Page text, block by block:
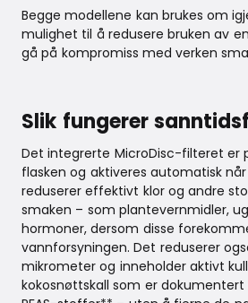
Begge modellene kan brukes om
mulighet til å redusere bruken av
gå på kompromiss med verken
Slik fungerer
Det integrerte MicroDisc-filteret er
flasken og aktiveres automatisk
reduserer effektivt klor og andre
smaken – som plantevernmidler,
hormoner, dersom disse
vannforsyningen. Det reduserer
mikrometer og inneholder aktivt
kokosnøttskall som er dokumentert